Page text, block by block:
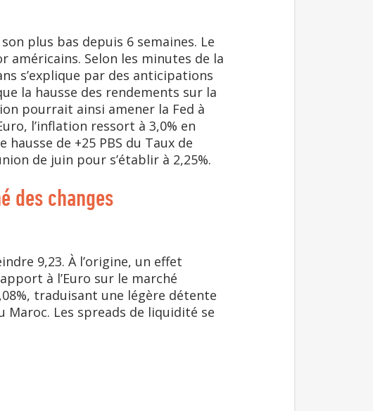
plus bas depuis 6 semaines. Le
américains. Selon les minutes de la
s’explique par des anticipations
la hausse des rendements sur la
pourrait ainsi amener la Fed à
l’inflation ressort à 3,0% en
de +25 PBS du Taux de
de juin pour s’établir à 2,25%.
des changes
9,23. À l’origine, un effet
à l’Euro sur le marché
traduisant une légère détente
Les spreads de liquidité se